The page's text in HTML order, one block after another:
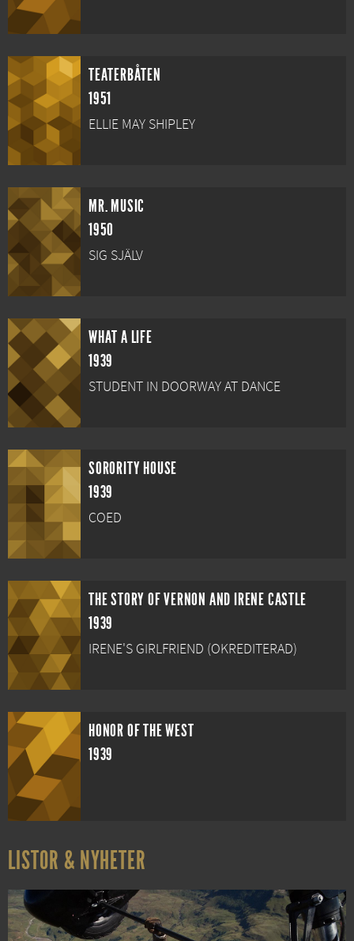
TEATERBÅTEN
1951
ELLIE MAY SHIPLEY
MR. MUSIC
1950
SIG SJÄLV
WHAT A LIFE
1939
STUDENT IN DOORWAY AT DANCE
SORORITY HOUSE
1939
COED
THE STORY OF VERNON AND IRENE CASTLE
1939
IRENE'S GIRLFRIEND (OKREDITERAD)
HONOR OF THE WEST
1939
LISTOR & NYHETER